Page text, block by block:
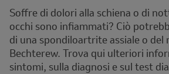
Affiliation
Soffre di dolori alla schiena o di
occhi sono infiammati? Ciò
di una spondiloartrite assiale o del
Bechterew. Trova qui ulteriori
sintomi, sulla diagnosi e sul test